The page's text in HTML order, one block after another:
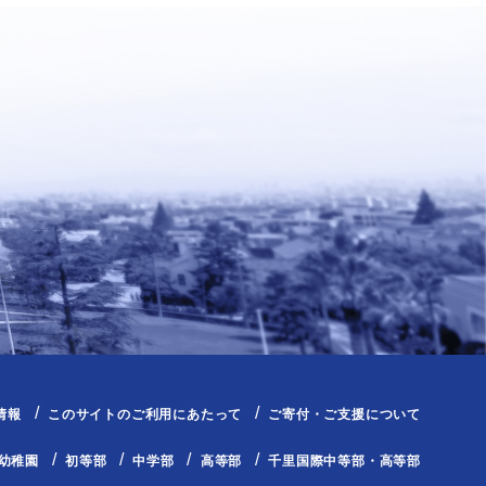
報 このサイトのご利用にあたって ご寄付・ご支援について
稚園 初等部 中学部 高等部 千里国際中等部・高等部